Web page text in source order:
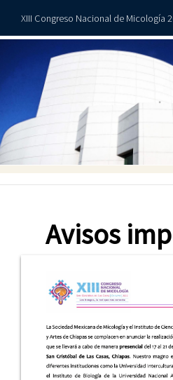
XIII Congreso Nacional de Micología
Avisos